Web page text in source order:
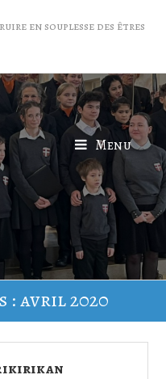
en souplesse des êtres
Menu
: avril 2020